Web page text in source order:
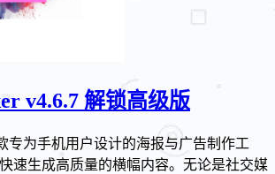
v4.6.7 解锁高级版
专为手机用户设计的海报与广告制作工
速生成高质量的横幅内容。无论是社交媒